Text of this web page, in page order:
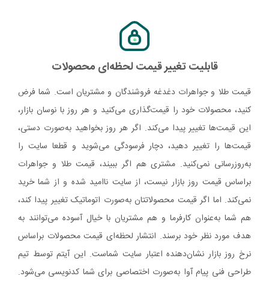
قابلیت تغییر قیمت لحظه‌ای محصولات
قیمت طلا و جواهرات دغدغه فروشندگان و مشتریان است. شما فرض
کنید، محصولات خود را قیمت‌گذاری می‌کنید و هر روز با نوسان بازار،
این قیمت‌ها تغییر پیدا می‌کند. اگر هر روز بخواهید به‌صورت دستی،
قیمت‌ها را تغییر دهید، دچار فرسودگی می‌شوید و قطعا سایت را
به‌روزرسانی نمی‌کنید. مشتری هم اگر ببیند، قیمت طلا و جواهرات
براساس قیمت روز بازار نیست، از سایت ناامید شده و از شما خرید
نمی‌کند. اما اگر قیمت محصولاتتان به‌صورت اتوماتیک تغییر پیدا کند،
هم شما به‌عنوان کارفرما و هم مشتریان با خیال آسوده می‌توانند به
هدف مورد نظر خود برسند. انتشار لحظه‌ای قیمت محصولات براساس
نرخ روز بازار نشان‌دهنده اعتبار سایت شماست. این آیتم توسط تیم
طراحی فنی پیام آوا به‌صورت اختصاصی برای شما کدنویسی می‌شود.